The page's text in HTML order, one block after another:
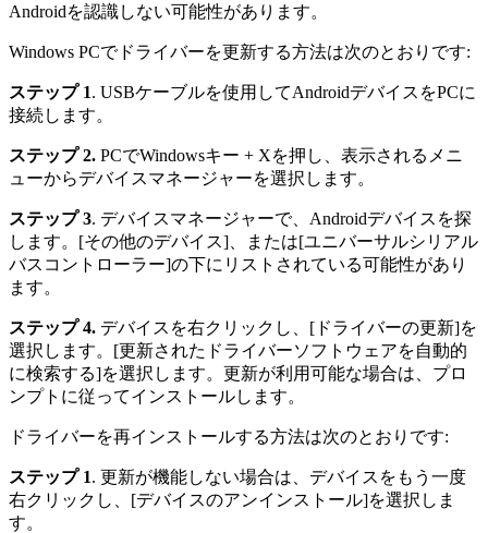
Androidを認識しない可能性があります。
Windows PCでドライバーを更新する方法は次のとおりです:
ステップ 1. USBケーブルを使用してAndroidデバイスをPCに
接続します。
ステップ 2. PCでWindowsキー + Xを押し、表示されるメニ
ューからデバイスマネージャーを選択します。
ステップ 3. デバイスマネージャーで、Androidデバイスを探
します。[その他のデバイス]、または[ユニバーサルシリアル
バスコントローラー]の下にリストされている可能性があり
ます。
ステップ 4. デバイスを右クリックし、[ドライバーの更新]を
選択します。[更新されたドライバーソフトウェアを自動的
に検索する]を選択します。更新が利用可能な場合は、プロ
ンプトに従ってインストールします。
ドライバーを再インストールする方法は次のとおりです:
ステップ 1. 更新が機能しない場合は、デバイスをもう一度
右クリックし、[デバイスのアンインストール]を選択しま
す。